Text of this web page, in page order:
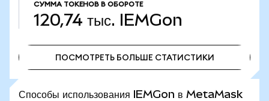
СУММА ТОКЕНОВ В ОБОРОТЕ
120,74 тыс. IEMGon
ПОСМОТРЕТЬ БОЛЬШЕ СТАТИСТИКИ
Способы использования IEMGon в MetaMask